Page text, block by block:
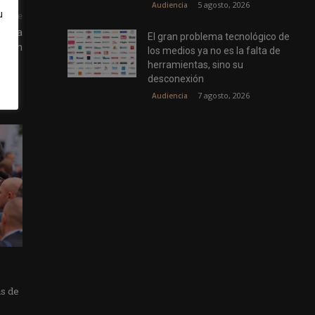
la
de
Audiencia 5 agosto, 2026
El gran problema tecnológico de
los medios ya no es la falta de
herramientas, sino su
desconexión
Audiencia 7 agosto, 2026